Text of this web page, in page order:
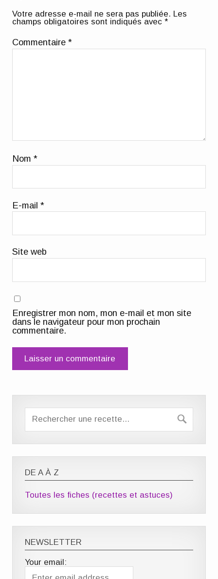
Votre adresse e-mail ne sera pas publiée. Les
champs obligatoires sont indiqués avec*
Commentaire*
Nom*
E-mail*
Site web
Enregistrer mon nom, mon e-mail et mon site
dans le navigateur pour mon prochain
commentaire.
DE A À Z
Toutes les fiches (recettes et astuces)
NEWSLETTER
Your email: